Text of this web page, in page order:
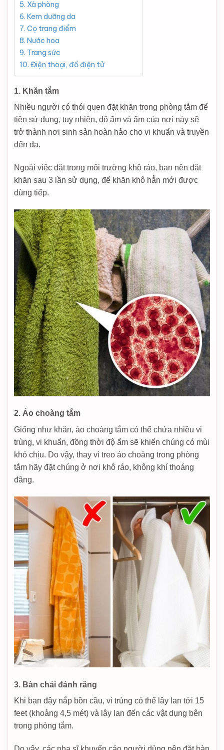
5. Xà phòng
6. Kem dưỡng da
7. Cọ trang điểm
8. Nước hoa
9. Trang sức
10. Điện thoại, đồ điện tử
1. Khăn tắm
Nhiều người có thói quen đặt khăn trong phòng tắm để
tiện sử dụng, tuy nhiên, độ ấm và ẩm của nơi này sẽ
trở thành nơi sinh sản hoàn hảo cho vi khuẩn và truyền
đến da.
Ngoài việc đặt trong môi trường khô ráo, bạn nên đặt
khăn sau 3 lần sử dụng, để khăn khô hẳn mới được
dùng tiếp.
2. Áo choàng tắm
Giống như khăn, áo choàng tắm có thể chứa nhiều vi
trùng, vi khuẩn, đồng thời độ ẩm sẽ khiến chúng có mùi
khó chịu. Do vậy, thay vì treo áo choàng trong phòng
tắm hãy đặt chúng ở nơi khô ráo, không khí thoáng
đãng.
3. Bàn chải đánh răng
Khi bạn đậy nắp bồn cầu, vi trùng có thể lây lan tới 15
feet (khoảng 4,5 mét) và lây lan đến các vật dụng bên
trong phòng tắm.